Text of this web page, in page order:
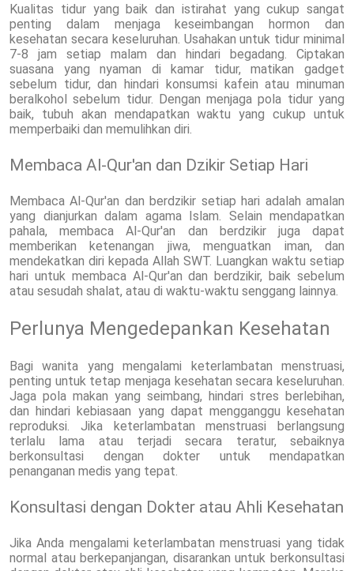
Kualitas tidur yang baik dan istirahat yang cukup sangat
penting dalam menjaga keseimbangan hormon dan
kesehatan secara keseluruhan. Usahakan untuk tidur minimal
7-8 jam setiap malam dan hindari begadang. Ciptakan
suasana yang nyaman di kamar tidur, matikan gadget
sebelum tidur, dan hindari konsumsi kafein atau minuman
beralkohol sebelum tidur. Dengan menjaga pola tidur yang
baik, tubuh akan mendapatkan waktu yang cukup untuk
memperbaiki dan memulihkan diri.
Membaca Al-Qur'an dan Dzikir Setiap Hari
Membaca Al-Qur'an dan berdzikir setiap hari adalah amalan
yang dianjurkan dalam agama Islam. Selain mendapatkan
pahala, membaca Al-Qur'an dan berdzikir juga dapat
memberikan ketenangan jiwa, menguatkan iman, dan
mendekatkan diri kepada Allah SWT. Luangkan waktu setiap
hari untuk membaca Al-Qur'an dan berdzikir, baik sebelum
atau sesudah shalat, atau di waktu-waktu senggang lainnya.
Perlunya Mengedepankan Kesehatan
Bagi wanita yang mengalami keterlambatan menstruasi,
penting untuk tetap menjaga kesehatan secara keseluruhan.
Jaga pola makan yang seimbang, hindari stres berlebihan,
dan hindari kebiasaan yang dapat mengganggu kesehatan
reproduksi. Jika keterlambatan menstruasi berlangsung
terlalu lama atau terjadi secara teratur, sebaiknya
berkonsultasi dengan dokter untuk mendapatkan
penanganan medis yang tepat.
Konsultasi dengan Dokter atau Ahli Kesehatan
Jika Anda mengalami keterlambatan menstruasi yang tidak
normal atau berkepanjangan, disarankan untuk berkonsultasi